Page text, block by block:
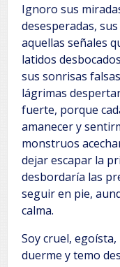
Ignoro sus
desesperadas,
aquellas señales
latidos
sus sonrisas
lágrimas
fuerte, porque
amanecer y
monstruos
dejar escapar la
desbordaría las
seguir en pie,
calma.
Soy cruel,
duerme y temo